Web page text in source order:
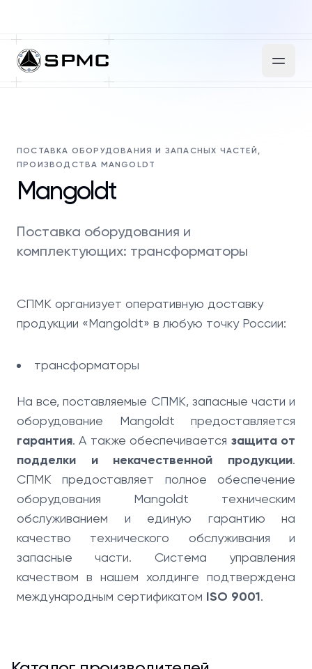
ПОСТАВКА ОБОРУДОВАНИЯ И ЗАПАСНЫХ ЧАСТЕЙ,
ПРОИЗВОДСТВА MANGOLDT
Mangoldt
Поставка оборудования и
комплектующих: трансформаторы
СПМК организует оперативную доставку
продукции «Mangoldt» в любую точку России:
трансформаторы
На все, поставляемые СПМК, запасные части и
оборудование Mangoldt предоставляется
гарантия. А также обеспечивается защита от
подделки и некачественной продукции.
СПМК предоставляет полное обеспечение
оборудования Mangoldt техническим
обслуживанием и единую гарантию на
качество технического обслуживания и
запасные части. Система управления
качеством в нашем холдинге подтверждена
международным сертификатом ISO 9001.